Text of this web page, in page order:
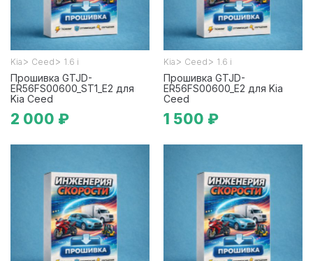
Kia > Ceed > 1.6 i
Прошивка GTJD-
ER56FS00600_ST1_E2 для
Kia Ceed
2 000 ₽
Kia > Ceed > 1.6 i
Прошивка GTJD-
ER56FS00600_E2 для Kia
Ceed
1 500 ₽